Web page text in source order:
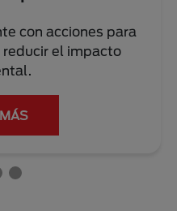
con acciones para
el impacto